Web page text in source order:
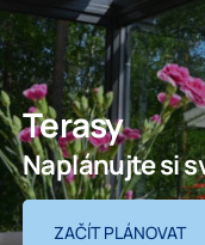
Terasy
Naplánujte si
ZAČÍT PLÁNOVAT